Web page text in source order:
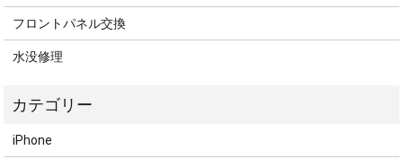
フロントパネル交換
水没修理
iPhone